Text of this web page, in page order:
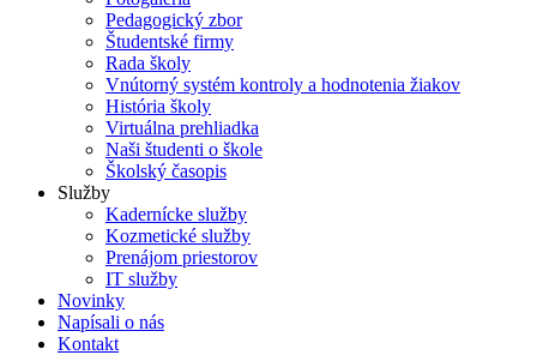
Pedagogický zbor
Študentské firmy
Rada školy
Vnútorný systém kontroly a hodnotenia žiakov
História školy
Virtuálna prehliadka
Naši študenti o škole
Školský časopis
Služby
Kadernícke služby
Kozmetické služby
Prenájom priestorov
IT služby
Novinky
Napísali o nás
Kontakt